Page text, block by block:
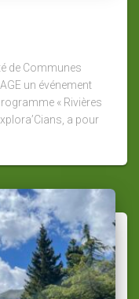
de Communes
un événement
« Rivières
a pour